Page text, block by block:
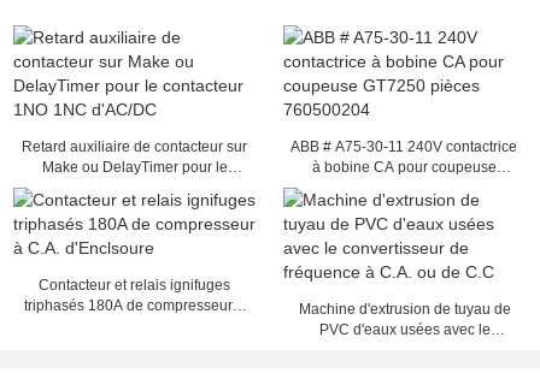
Retard auxiliaire de contacteur sur
Make ou DelayTimer pour le
ABB # A75-30-11 240V contactrice
à bobine CA pour coupeuse
Contacteur et relais ignifuges
triphasés 180A de compresseur à
Machine d'extrusion de tuyau de
PVC d'eaux usées avec le